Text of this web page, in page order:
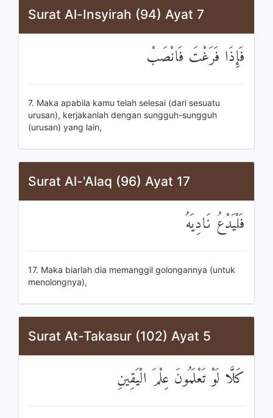
Surat Al-Insyirah (94) Ayat 7
فَإِذَا فَرَغْتَ فَانْصَبْ
7. Maka apabila kamu telah selesai (dari sesuatu
urusan), kerjakanlah dengan sungguh-sungguh
(urusan) yang lain,
Surat Al-'Alaq (96) Ayat 17
فَلْيَدْعُ نَادِيَهُ
17. Maka biarlah dia memanggil golongannya (untuk
menolongnya),
Surat At-Takasur (102) Ayat 5
كَلَّا لَوْ تَعْلَمُونَ عِلْمَ الْيَقِينِ